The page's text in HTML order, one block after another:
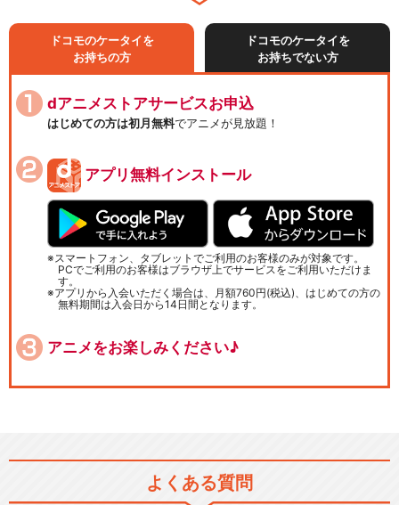
ドコモのケータイを
お持ちの方
ドコモのケータイを
お持ちでない方
dアニメストアサービスお申込
はじめての方は初月無料でアニメが見放題！
アプリ無料インストール
スマートフォン、タブレットでご利用のお客様のみが対象です。
PCでご利用のお客様はブラウザ上でサービスをご利用いただけま
す。
アプリから入会いただく場合は、月額760円(税込)、はじめての方の
無料期間は入会日から14日間となります。
アニメをお楽しみください♪
よくある質問